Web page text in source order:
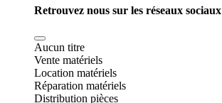
Retrouvez nous sur les réseaux sociaux
Aucun titre
Vente matériels
Location matériels
Réparation matériels
Distribution pièces